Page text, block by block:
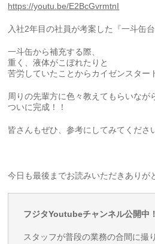
https://youtu.be/E2BcGvrmtnI
入社2年目の社員が考案した『一斗缶台
一斗缶から補充する際、
重く、液体がこぼれたりと
苦労していたことからカイゼンスター
周りの先輩方に色々教えてもらいなが
ついに完成！！
皆さんもぜひ、参考にしてみてくださ
今日も最後までお読みいただきありが
フジタYoutubeチャンネル公開中！
スタッフが普段の業務の合間に撮